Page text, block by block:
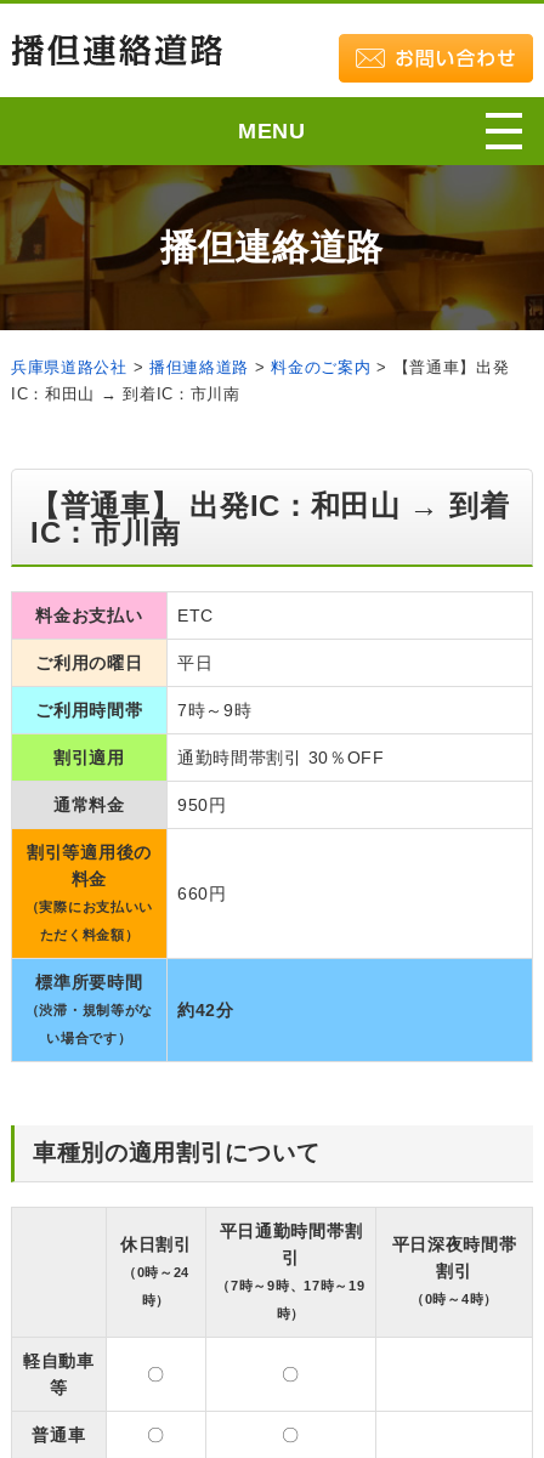
MENU
播但連絡道路
兵庫県道路公社 > 播但連絡道路 >料金のご案内 >
【普通車】出発
IC：和田山 → 到着IC：市川南
【普通車】 出発IC：和田山 → 到着
IC：市川南
料金お支払い ETC
ご利用の曜日 平日
ご利用時間帯 7時～9時
割引適用 通勤時間帯割引 30％OFF
通常料金 950円
割引等適用後の
料金
（実際にお支払いい
ただく料金額）
660円
標準所要時間
（渋滞・規制等がな
い場合です）
約42分
車種別の適用割引について
休日割引
（0時～24
時）
平日通勤時間帯割
引
（7時～9時、17時～19
時）
平日深夜時間帯
割引
（0時～4時）
軽自動車
等
〇 〇
普通車 〇 〇